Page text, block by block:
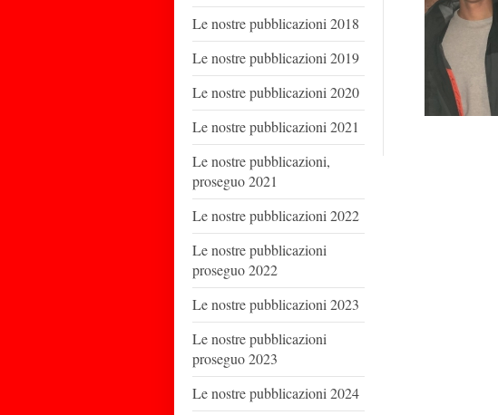
Le nostre pubblicazioni 2018
Le nostre pubblicazioni 2019
Le nostre pubblicazioni 2020
Le nostre pubblicazioni 2021
Le nostre pubblicazioni,
proseguo 2021
Le nostre pubblicazioni 2022
Le nostre pubblicazioni
proseguo 2022
Le nostre pubblicazioni 2023
Le nostre pubblicazioni
proseguo 2023
Le nostre pubblicazioni 2024